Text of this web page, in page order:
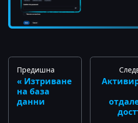
Предишна
Изтриване
на база
данни